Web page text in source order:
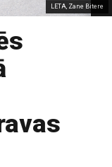
LETA, Zane Bitere